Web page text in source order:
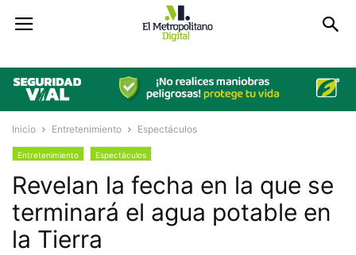
Inicio Entretenimiento Espectáculos
Entretenimiento Espectáculos
Revelan la fecha en la que se
terminará el agua potable en
la Tierra